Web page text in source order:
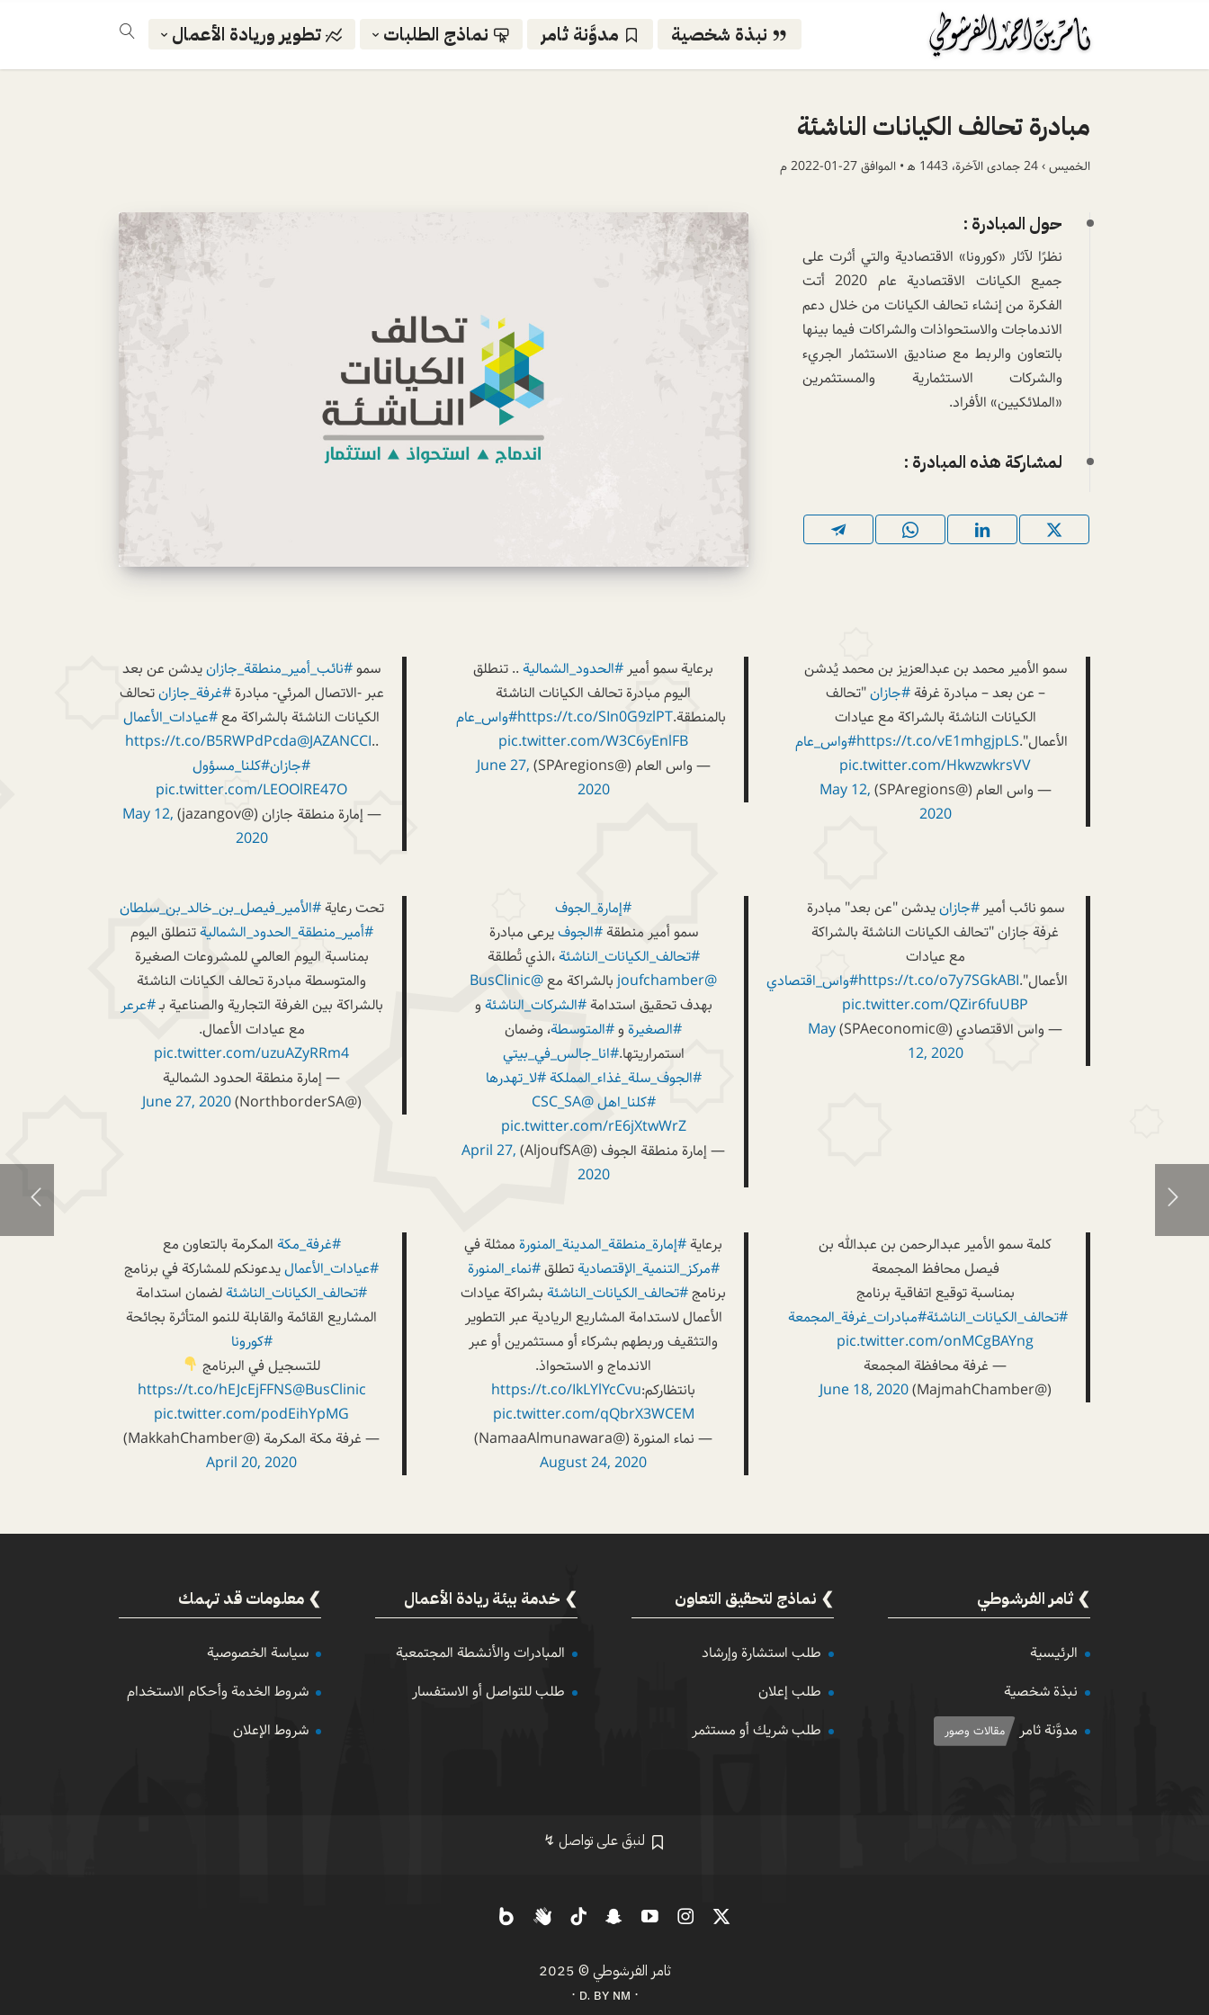
نبذة شخصية مدوَّنة ثامر نماذج الطلبات تطوير وريادة الأعمال
مبادرة تحالف الكيانات الناشئة
الخميس › 24 جمادى الآخرة، 1443 ھ • الموافق 27-01-2022 م
حول المبادرة :
نظرًا لآثار «كورونا» الاقتصادية والتي أثرت على
جميع الكيانات الاقتصادية عام 2020 أتت
الفكرة من إنشاء تحالف الكيانات من خلال دعم
الاندماجات والاستحواذات والشراكات فيما بينها
بالتعاون والربط مع صناديق الاستثمار الجريء
والشركات الاستثمارية والمستثمرين
«الملائكيين» الأفراد.
لمشاركة هذه المبادرة :
سمو الأمير محمد بن عبدالعزيز بن محمد يُدشن
– عن بعد – مبادرة غرفة#جازان"تحالف
الكيانات الناشئة بالشراكة مع عيادات
الأعمال".https://t.co/vE1mhgjpLS#واس_عام
pic.twitter.com/HkwzwkrsVV
— واس العام (@SPAregions)
May 12,
2020
برعاية سمو أمير #الحدود_الشمالية .. تنطلق
اليوم مبادرة تحالف الكيانات الناشئة
بالمنطقة.https://t.co/SIn0G9zlPT#واس_عام
pic.twitter.com/W3C6yEnlFB
— واس العام (@SPAregions)
June 27,
2020
سمو#نائب_أمير_منطقة_جازانيدشن عن بعد
عبر -الاتصال المرئي- مبادرة#غرفة_جازانتحالف
الكيانات الناشئة بالشراكة مع#عيادات_الأعمال
..
https://t.co/B5RWPdPcda@JAZANCCI
#جازان#كلنا_مسؤول
pic.twitter.com/LEOOlRE47O
— إمارة منطقة جازان (@jazangov)
May 12,
2020
سمو نائب أمير#جازانيدشن "عن بعد" مبادرة
غرفة جازان "تحالف الكيانات الناشئة بالشراكة
مع عيادات
الأعمال".https://t.co/o7y7SGkABI#واس_اقتصادي
pic.twitter.com/QZir6fuUBP
— واس الاقتصادي (@SPAeconomic)
May
12, 2020
#إمارة_الجوف
سمو أمير منطقة#الجوفيرعى مبادرة
#تحالف_الكيانات_الناشئة،الذي تُطلقة
@joufchamber
بالشراكة مع@BusClinic
بهدف تحقيق استدامة#الشركات_الناشئة و
#الصغيرة و#المتوسطة، وضمان
استمراريتها.#انا_جالس_في_بيتي
#الجوف_سلة_غذاء_المملكة#لا_تهدرها
#كلنا_اهل@CSC_SA
pic.twitter.com/rE6jXtwWrZ
— إمارة منطقة الجوف (@AljoufSA)
April 27,
2020
تحت رعاية#الأمير_فيصل_بن_خالد_بن_سلطان
#أمير_منطقة_الحدود_الشماليةتنطلق اليوم
بمناسبة اليوم العالمي للمشروعات الصغيرة
والمتوسطة مبادرة تحالف الكيانات الناشئة
بالشراكة بين الغرفة التجارية والصناعية بـ#عرعر
مع عيادات الأعمال.
pic.twitter.com/uzuAZyRRm4
— إمارة منطقة الحدود الشمالية
(@NorthborderSA)
June 27, 2020
كلمة سمو الأمير عبدالرحمن بن عبدالله بن
فيصل محافظ المجمعة
بمناسبة توقيع اتفاقية برنامج
#تحالف_الكيانات_الناشئة#مبادرات_غرفة_المجمعة
pic.twitter.com/onMCgBAYng
— غرفة محافظة المجمعة
(@MajmahChamber)
June 18, 2020
برعاية#إمارة_منطقة_المدينة_المنورة ممثلة في
#مركز_التنمية_الإقتصاديةتطلق#نماء_المنورة
برنامج#تحالف_الكيانات_الناشئة بشراكة عيادات
الأعمال لاستدامة المشاريع الريادية عبر التطوير
والتثقيف وربطهم بشركاء أو مستثمرين أو عبر
الاندماج و الاستحواذ.
بانتظاركم:https://t.co/IkLYlYcCvu
pic.twitter.com/qQbrX3WCEM
— نماء المنورة (@NamaaAlmunawara)
August 24, 2020
#غرفة_مكة المكرمة بالتعاون مع
#عيادات_الأعماليدعونكم للمشاركة في برنامج
#تحالف_الكيانات_الناشئةلضمان استدامة
المشاريع القائمة والقابلة للنمو المتأثرة بجائحة
#كورونا
للتسجيل في البرنامج
https://t.co/hEJcEjFFNS@BusClinic
pic.twitter.com/podEihYpMG
— غرفة مكة المكرمة (@MakkahChamber)
April 20, 2020
ثامر الفرشوطي
الرئيسية
نبذة شخصية
مدوَّنة ثامر
مقالات وصور
نماذج لتحقيق التعاون
طلب استشارة وإرشاد
طلب إعلان
طلب شريك أو مستثمر
خدمة بيئة ريادة الأعمال
المبادرات والأنشطة المجتمعية
طلب للتواصل أو الاستفسار
معلومات قد تهمك
سياسة الخصوصية
شروط الخدمة وأحكام الاستخدام
شروط الإعلان
لنبقَ على تواصل ↯
ثامر الفرشوطي © 2025
⋅ ᴅ. ʙʏ ɴᴍ ⋅